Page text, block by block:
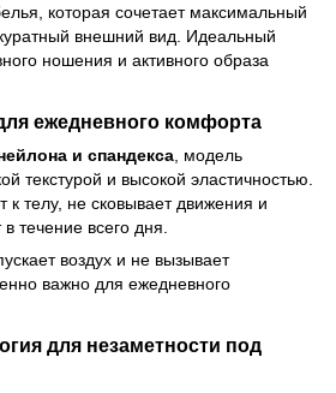
которая сочетает максимальный
внешний вид. Идеальный
ношения и активного образа
ежедневного комфорта
и спандекса , модель
текстурой и высокой эластичностью.
к телу, не сковывает движения и
течение всего дня.
воздух и не вызывает
важно для ежедневного
для незаметности под